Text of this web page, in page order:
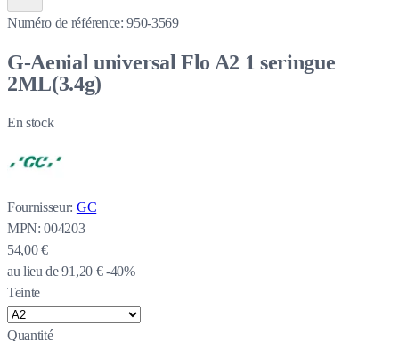
Numéro de référence: 950-3569
G-Aenial universal Flo A2 1 seringue
2ML(3.4g)
En stock
Fournisseur: GC
MPN: 004203
54,00 €
au lieu de91,20 € -40%
Teinte
Quantité